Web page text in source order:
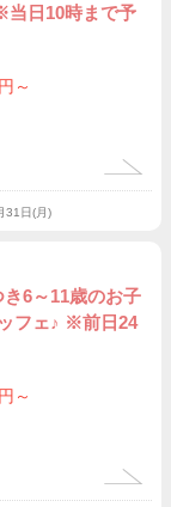
当日10時まで予
円～
31日(月)
6～11歳のお子
フェ♪ ※前日24
円～